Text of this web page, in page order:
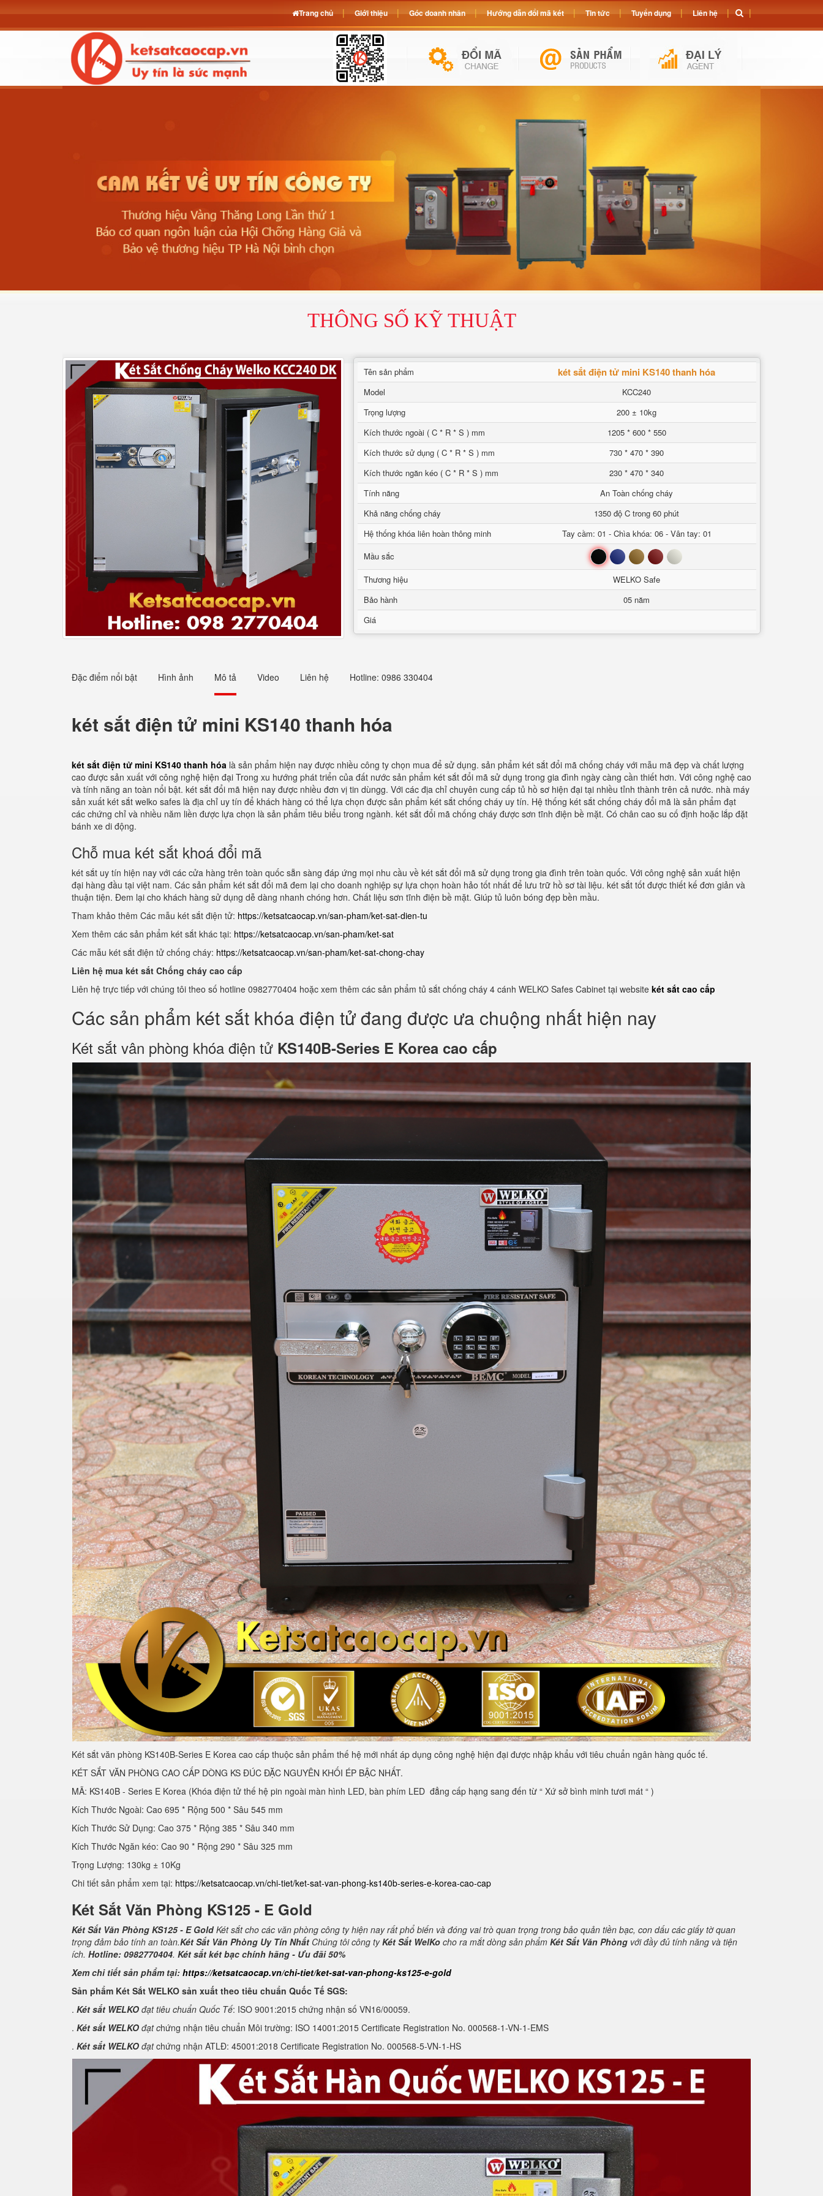
THÔNG SỐ KỸ THUẬT
Tên sản phẩm két sắt điện tử mini KS140 thanh hóa
Model
KCC240
Trọng lượng
200 ± 10kg
Kích thước ngoài ( C * R * S ) mm
1205 * 600 * 550
Kích thước sử dụng ( C * R * S ) mm
730 * 470 * 390
Kích thước ngăn kéo ( C * R * S ) mm
230 * 470 * 340
Tính năng
An Toàn chống cháy
Khả năng chống cháy
1350 độ C trong 60 phút
Hệ thống khóa liên hoàn thông minh
Tay cầm: 01 - Chìa khóa: 06 - Vân tay: 01
Mầu sắc
Đen Xanh Nâu Đỏ Trắng
Thương hiệu
WELKO Safe
Bảo hành
05 năm
Giá
Đặc điểm nổi bật Hình ảnh Mô tả Video Liên hệ Hotline: 0986 330404
két sắt điện tử mini KS140 thanh hóa
két sắt điện tử mini KS140 thanh hóa là sản phẩm hiện nay được nhiều công ty chọn mua để sử dụng. sản phẩm két sắt đổi mã chống cháy với mẫu mã đẹp và chất lượng
cao được sản xuất với công nghệ hiện đại Trong xu hướng phát triển của đất nước sản phẩm két sắt đổi mã sử dụng trong gia đình ngày càng cần thiết hơn. Với công nghệ cao
và tính năng an toàn nổi bật. két sắt đổi mã hiện nay được nhiều đơn vị tin dùngg. Với các địa chỉ chuyên cung cấp tủ hồ sơ hiện đại tại nhiều tỉnh thành trên cả nước. nhà máy
sản xuất két sắt welko safes là địa chỉ uy tín để khách hàng có thể lựa chọn được sản phẩm két sắt chống cháy uy tín. Hệ thống két sắt chống cháy đổi mã là sản phẩm đạt
các chứng chỉ và nhiều năm liền được lựa chọn là sản phẩm tiêu biểu trong ngành. két sắt đổi mã chống cháy được sơn tĩnh điện bề mặt. Có chân cao su cố định hoặc lắp đặt
bánh xe di động.
Chỗ mua két sắt khoá đổi mã
két sắt uy tín hiện nay với các cửa hàng trên toàn quốc sẵn sàng đáp ứng mọi nhu cầu về két sắt đổi mã sử dụng trong gia đình trên toàn quốc. Với công nghệ sản xuất hiện
đại hàng đầu tại việt nam. Các sản phẩm két sắt đổi mã đem lại cho doanh nghiệp sự lựa chọn hoàn hảo tốt nhất để lưu trữ hồ sơ tài liệu. két sắt tốt được thiết kế đơn giản và
thuận tiện. Đem lại cho khách hàng sử dụng dễ dàng nhanh chóng hơn. Chất liệu sơn tĩnh điện bề mặt. Giúp tủ luôn bóng đẹp bền mầu.
Tham khảo thêm Các mẫu két sắt điện tử: https://ketsatcaocap.vn/san-pham/ket-sat-dien-tu
Xem thêm các sản phẩm két sắt khác tại: https://ketsatcaocap.vn/san-pham/ket-sat
Các mẫu két sắt điện tử chống cháy: https://ketsatcaocap.vn/san-pham/ket-sat-chong-chay
Liên hệ mua két sắt Chống cháy cao cấp
Liên hệ trực tiếp với chúng tôi theo số hotline 0982770404 hoặc xem thêm các sản phẩm tủ sắt chống cháy 4 cánh WELKO Safes Cabinet tại website két sắt cao cấp
Các sản phẩm két sắt khóa điện tử đang được ưa chuộng nhất hiện nay
Két sắt vân phòng khóa điện tử KS140B-Series E Korea cao cấp
Két sắt văn phòng KS140B-Series E Korea cao cấp thuộc sản phẩm thế hệ mới nhất áp dụng công nghệ hiện đại được nhập khẩu với tiêu chuẩn ngân hàng quốc tế.
KÉT SẮT VĂN PHÒNG CAO CẤP DÒNG KS ĐÚC ĐẶC NGUYÊN KHỐI ÉP BẬC NHẤT.
MÃ: KS140B - Series E Korea (Khóa điện tử thế hệ pin ngoài màn hình LED, bàn phím LED đẳng cấp hạng sang đến từ “ Xứ sở bình minh tươi mát “ )
Kích Thước Ngoài: Cao 695 * Rộng 500 * Sâu 545 mm
Kích Thước Sử Dụng: Cao 375 * Rộng 385 * Sâu 340 mm
Kích Thước Ngăn kéo: Cao 90 * Rộng 290 * Sâu 325 mm
Trọng Lượng: 130kg ± 10Kg
Chi tiết sản phẩm xem tại: https://ketsatcaocap.vn/chi-tiet/ket-sat-van-phong-ks140b-series-e-korea-cao-cap
Két Sắt Văn Phòng KS125 - E Gold
Két Sắt Văn Phòng KS125 - E GoldKét sắt cho các văn phòng công ty hiện nay rất phổ biến và đóng vai trò quan trọng trong bảo quản tiền bạc, con dấu các giấy tờ quan
trọng đảm bảo tính an toàn.Két Sắt Văn Phòng Uy Tín Nhất Chúng tôi công tyKét Sắt WelKo cho ra mắt dòng sản phẩm Két Sắt Văn Phòng với đầy đủ tính năng và tiện
ích. Hotline: 0982770404. Két sắt két bạc chính hãng - Ưu đãi 50%
Xem chi tiết sản phẩm tại: https://ketsatcaocap.vn/chi-tiet/ket-sat-van-phong-ks125-e-gold
Sản phẩm Két Sắt WELKO sản xuất theo tiêu chuẩn Quốc Tế SGS:
. Két sắt WELKO đạt tiêu chuẩn Quốc Tế: ISO 9001:2015 chứng nhận số VN16/00059.
. Két sắt WELKO đạt chứng nhận tiêu chuẩn Môi trường: ISO 14001:2015 Certificate Registration No. 000568-1-VN-1-EMS
. Két sắt WELKO đạtchứng nhận ATLĐ: 45001:2018 Certificate Registration No. 000568-5-VN-1-HS
Trang chủ Giới thiệu Góc doanh nhân Hướng dẫn đổi mã két Tin tức Tuyển dụng Liên hệ